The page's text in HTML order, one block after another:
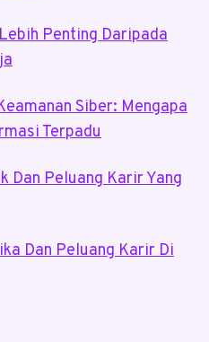
Penting Daripada
Siber: Mengapa
Terpadu
Dan Peluang Karir Yang
Dan Peluang Karir Di